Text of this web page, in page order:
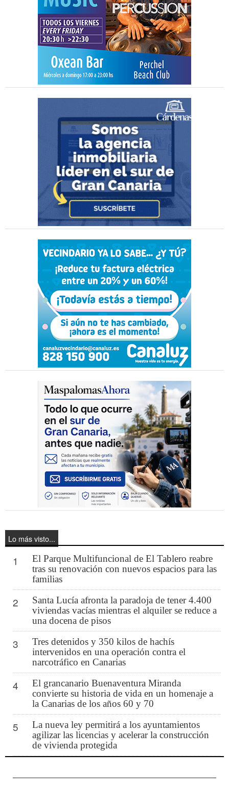
Lo más visto...
1
El Parque Multifuncional de El Tablero reabre
tras su renovación con nuevos espacios para las
familias
2
Santa Lucía afronta la paradoja de tener 4.400
viviendas vacías mientras el alquiler se reduce a
una docena de pisos
3
Tres detenidos y 350 kilos de hachís
intervenidos en una operación contra el
narcotráfico en Canarias
4
El grancanario Buenaventura Miranda
convierte su historia de vida en un homenaje a
la Canarias de los años 60 y 70
5
La nueva ley permitirá a los ayuntamientos
agilizar las licencias y acelerar la construcción
de vivienda protegida